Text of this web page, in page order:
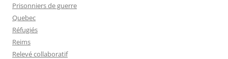
Prisonniers de guerre
Quebec
Réfugiés
Reims
Relevé collaboratif